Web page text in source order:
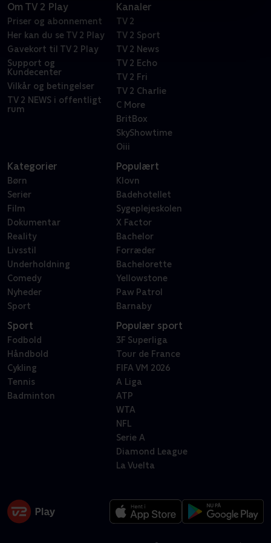
Om TV 2 Play
Priser og abonnement
Her kan du se TV 2 Play
Gavekort til TV 2 Play
Support og
Kundecenter
Vilkår og betingelser
TV 2 NEWS i offentligt
rum
Kanaler
TV 2
TV 2 Sport
TV 2 News
TV 2 Echo
TV 2 Fri
TV 2 Charlie
C More
BritBox
SkyShowtime
Oiii
Kategorier
Børn
Serier
Film
Dokumentar
Reality
Livsstil
Underholdning
Comedy
Nyheder
Sport
Populært
Klovn
Badehotellet
Sygeplejeskolen
X Factor
Bachelor
Forræder
Bachelorette
Yellowstone
Paw Patrol
Barnaby
Sport
Fodbold
Håndbold
Cykling
Tennis
Badminton
Populær sport
3F Superliga
Tour de France
FIFA VM 2026
A Liga
ATP
WTA
NFL
Serie A
Diamond League
La Vuelta